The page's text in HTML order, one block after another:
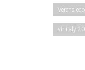
Verona
vinitaly